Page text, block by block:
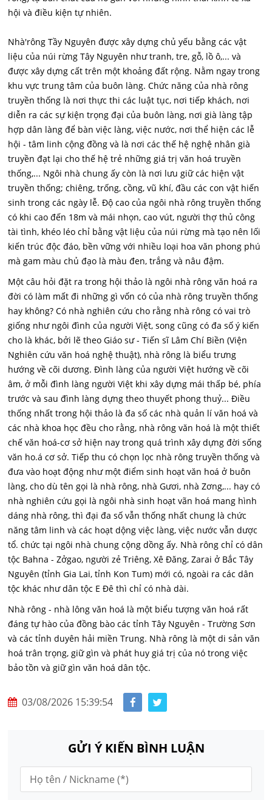
hội và điều kiện tự nhiên.
Nhà'rông Tầy Nguyên được xây dựng chủ yếu bằng các vật
liệu của núi rừng Tây Nguyên như tranh, tre, gỗ, lồ ô,... và
được xây dựng cất trên một khoảng đất rộng. Nằm ngay trong
khu vực trung tâm của buôn làng. Chức năng của nhà rông
truyền thống là nơi thực thi các luật tục, nơi tiếp khách, nơi
diễn ra các sự kiện trọng đại của buôn làng, nơi già làng tập
hợp dân làng để bàn việc làng, việc nước, nơi thể hiện các lễ
hội - tâm linh cộng đồng và là nơi các thế hệ nghệ nhân già
truyền đạt lại cho thế hệ trẻ những giá trị văn hoá truyền
thống,... Ngôi nhà chung ấy còn là nơi lưu giữ các hiện vật
truyền thống; chiêng, trống, cồng, vũ khí, đầu các con vật hiến
sinh trong các ngày lễ. Độ cao của ngôi nhà rông truyền thống
có khi cao đến 18m và mái nhọn, cao vút, người thợ thủ công
tài tình, khéo léo chỉ bằng vật liệu của núi rừng mà tạo nên lối
kiến trúc độc đáo, bền vững với nhiều loại hoa văn phong phú
mà gam màu chủ đạo là màu đen, trắng và nâu đậm.
Một câu hỏi đặt ra trong hội thảo là ngôi nhà rông văn hoá ra
đời có làm mất đi những gì vốn có của nhà rông truyền thống
hay không? Có nhà nghiên cứu cho rằng nhà rông có vai trò
giống như ngôi đình của người Việt, song cũng có đa số ý kiến
cho là khác, bởi lẽ theo Giáo sư - Tiến sĩ Lâm Chí Biền (Viện
Nghiên cứu văn hoá nghệ thuật), nhà rông là biểu trưng
hướng về cõi dương. Đình làng của người Việt hướng về cõi
âm, ở mỗi đình làng người Việt khi xây dựng mái thấp bé, phía
trước và sau đình làng dựng theo thuyết phong thuỷ... Điều
thống nhất trong hội thảo là đa số các nhà quản lí văn hoá và
các nhà khoa học đều cho rằng, nhà rông văn hoá là một thiết
chế văn hoá-cơ sở hiện nay trong quá trình xây dựng đời sống
văn ho.á cơ sở. Tiếp thu có chọn lọc nhà rông truyền thống và
đưa vào hoạt động như một điểm sinh hoạt văn hoá ở buôn
làng, cho dù tên gọi là nhà rông, nhà Gươi, nhà Zơng,... hay có
nhà nghiên cứu gọi là ngôi nhà sinh hoạt vãn hoá mang hình
dáng nhà rông, thì đại đa số vẫn thống nhất chung là chức
năng tâm linh và các hoạt dộng việc làng, việc nước vẫn dược
tổ. chức tại ngôi nhà chung cộng dồng ấy. Nhà rông chỉ có dân
tộc Bahna - Zởgao, người zẻ Triêng, Xê Đăng, Zarai ở Bắc Tây
Nguyên (tỉnh Gia Lai, tỉnh Kon Tum) mới có, ngoài ra các dân
tộc khác như dân tộc E Đê thì chỉ có nhà dài.
Nhà rông - nhà lông văn hoá là một biểu tượng văn hoá rất
đáng tự hào của đồng bào các tỉnh Tây Nguyên - Trường Sơn
và các tỉnh duyên hải miền Trung. Nhà rông là một di sản văn
hoá trân trọng, giữ gìn và phát huy giá trị của nó trong việc
bảo tồn và giữ gìn văn hoá dân tộc.
03/08/2026 15:39:54
GỬI Ý KIẾN BÌNH LUẬN